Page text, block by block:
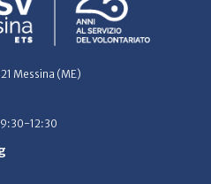
Messina (ME)
12:30